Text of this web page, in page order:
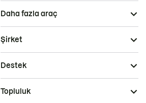
Daha fazla araç
Şirket
Destek
Topluluk